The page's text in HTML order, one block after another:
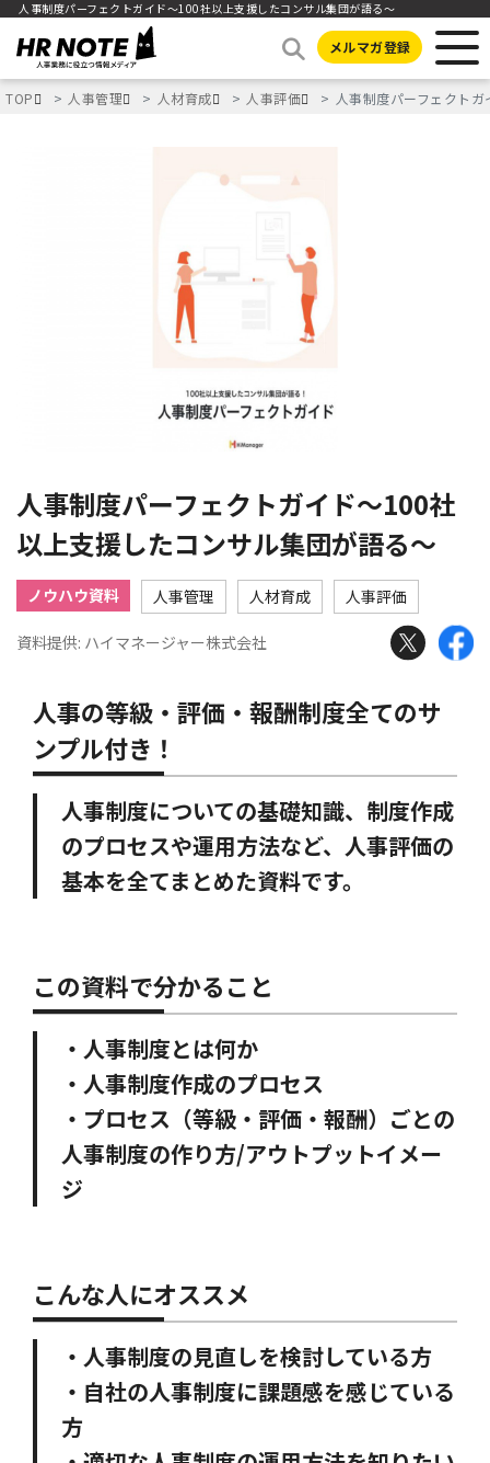
人事制度パーフェクトガイド〜100社以上支援したコンサル集団が語る〜
メルマガ登録
TOP 人事管理 人材育成 人事評価 人事制度パーフェクト
人事制度パーフェクトガイド〜100社
以上支援したコンサル集団が語る〜
ノウハウ資料 人事管理 人材育成 人事評価
資料提供: ハイマネージャー株式会社
人事の等級・評価・報酬制度全てのサ
ンプル付き！
人事制度についての基礎知識、制度作成
のプロセスや運用方法など、人事評価の
基本を全てまとめた資料です。
この資料で分かること
・人事制度とは何か
・人事制度作成のプロセス
・プロセス（等級・評価・報酬）ごとの
人事制度の作り方/アウトプットイメー
ジ
こんな人にオススメ
・人事制度の見直しを検討している方
・自社の人事制度に課題感を感じている
方